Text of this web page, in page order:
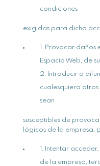
condiciones
exigidas para dicho
Provocar daños
Espacio Web, de
Introducir o
cualesquiera otros
sean
susceptibles de
lógicos de la empresa,
Intentar
de la empresa,